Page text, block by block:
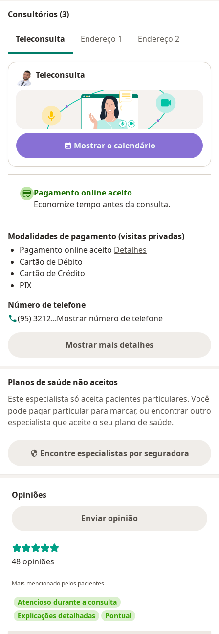
Consultórios (3)
Teleconsulta Endereço 1 Endereço 2
Teleconsulta
Disponibilidade
Mostrar o calendário
Pagamento online aceito
Economize tempo antes da consulta.
Modalidades de pagamento (visitas privadas)
Pagamento online aceito Detalhes
Cartão de Débito
Cartão de Crédito
PIX
Número de telefone
(95) 3212...Mostrar número de telefone
Mostrar mais detalhes
sobre o endereço
Planos de saúde não aceitos
Este especialista só aceita pacientes particulares. Você
pode pagar particular para marcar, ou encontrar outro
especialista que aceite o seu plano de saúde.
Encontre especialistas por seguradora
Opiniões
Enviar opinião
48 opiniões
Mais mencionado pelos pacientes
Atencioso durante a consulta
Explicações detalhadas
Pontual